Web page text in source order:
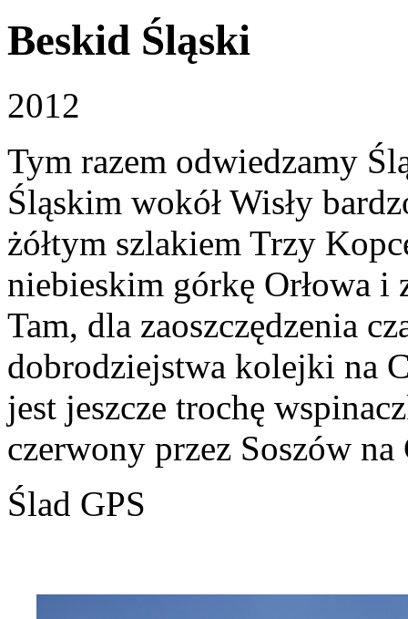
Beskid Śląski
2012
Tym razem odwiedzamy
Śląskim wokół Wisły
żółtym szlakiem Trzy
niebieskim górkę Orłowa
Tam, dla zaoszczędzenia
dobrodziejstwa kolejki na
jest jeszcze trochę
czerwony przez Soszów
Ślad GPS